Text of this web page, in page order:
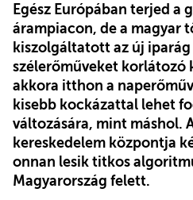
Egész Európában terjed a
árampiacon, de a magyar
kiszolgáltatott az új iparág
szélerőműveket
akkora itthon a
kisebb kockázattal lehet
változására, mint máshol.
kereskedelem központja
onnan lesik titkos
Magyarország felett.